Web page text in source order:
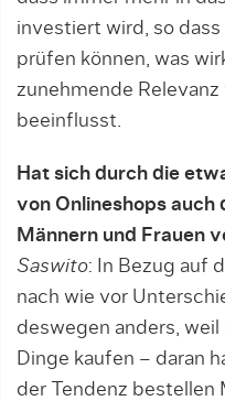
investiert wird, so
prüfen können, was
zunehmende Relevanz
beeinflusst.
Hat sich durch die
von Onlineshops
Männern und Frauen
Saswito: In Bezug auf
nach wie vor
deswegen anders,
Dinge kaufen – daran
der Tendenz bestellen